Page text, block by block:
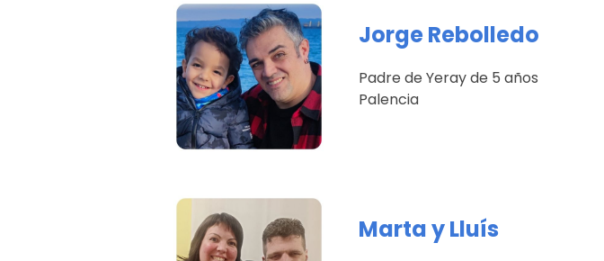
Jorge Rebolledo
Padre de Yerayde 5 años
Palencia
Marta y Lluís